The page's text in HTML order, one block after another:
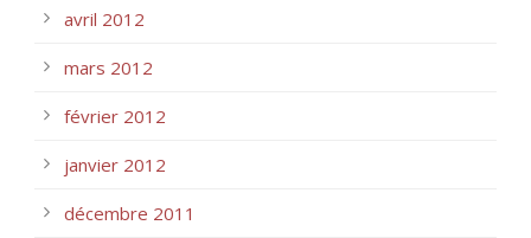
avril 2012
mars 2012
février 2012
janvier 2012
décembre 2011